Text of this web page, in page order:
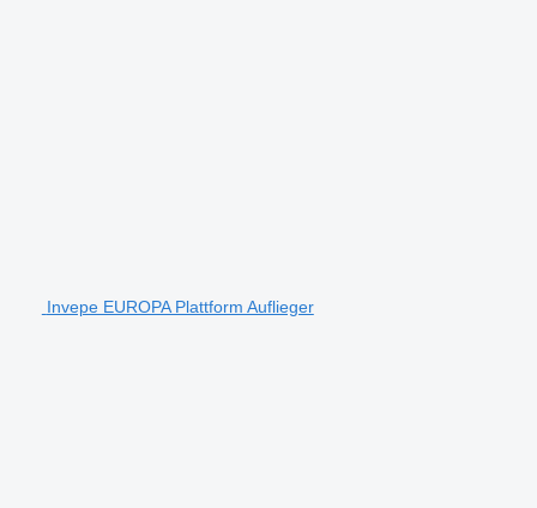
Invepe EUROPA Plattform Auflieger